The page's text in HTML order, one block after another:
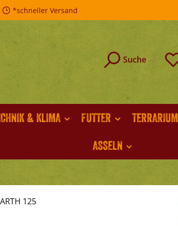
*schneller Versand
Suche
& KLIMA FUTTER TERRARIUM
ASSELN